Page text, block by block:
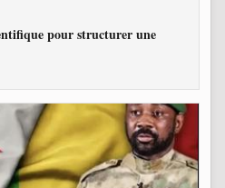
pour structurer une